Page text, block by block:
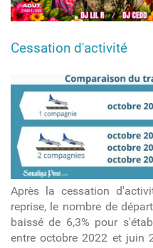
Cessation d'activité
trafic_oct_juin.jpeg
Après la cessation
reprise, le nombre de
baissé de 6,3% pour
entre octobre 2022 et juin